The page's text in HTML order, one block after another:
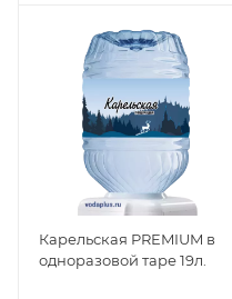
Карельская PREMIUM в
одноразовой таре 19л.